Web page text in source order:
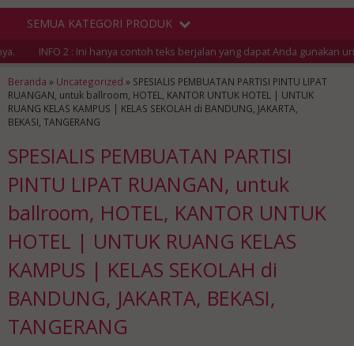
SEMUA KATEGORI PRODUK
INFO 2 : Ini hanya contoh teks berjalan yang dapat Anda gunakan
Beranda » Uncategorized » SPESIALIS PEMBUATAN PARTISI PINTU LIPAT
RUANGAN, untuk ballroom, HOTEL, KANTOR UNTUK HOTEL | UNTUK
RUANG KELAS KAMPUS | KELAS SEKOLAH di BANDUNG, JAKARTA,
BEKASI, TANGERANG
SPESIALIS PEMBUATAN PARTISI
PINTU LIPAT RUANGAN, untuk
ballroom, HOTEL, KANTOR UNTUK
HOTEL | UNTUK RUANG KELAS
KAMPUS | KELAS SEKOLAH di
BANDUNG, JAKARTA, BEKASI,
TANGERANG